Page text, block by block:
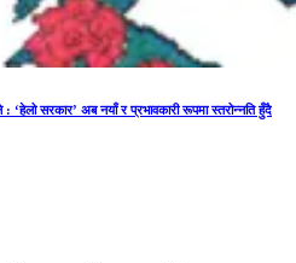
: ‘हेलो सरकार’ अब नयाँ र प्रभावकारी रूपमा स्तरोन्नति हुँदै